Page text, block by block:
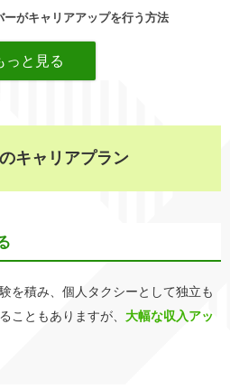
ーがキャリアアップを行う方法
キャリアプラン
を積み、個人タクシーとして独立も
こともありますが、 大幅な収入アッ